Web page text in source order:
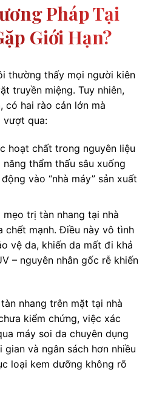
Pháp Tại
Giới Hạn?
thường thấy mọi người kiên
truyền miệng. Tuy nhiên,
có hai rào cản lớn mà
vượt qua:
hoạt chất trong nguyên liệu
thẩm thấu sâu xuống
vào “nhà máy” sản xuất
mẹo trị tàn nhang tại nhà
chết mạnh. Điều này vô tình
vệ da, khiến da mất đi khả
– nguyên nhân gốc rễ khiến
nhang trên mặt tại nhà
kiểm chứng, việc xác
máy soi da chuyên dụng
và ngân sách hơn nhiều
loại kem dưỡng không rõ